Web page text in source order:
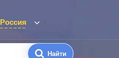
Россия